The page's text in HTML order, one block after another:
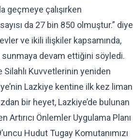
geçmeye çalışırken
da 27 bin 850 olmuştur.” diye
ve ikili ilişkiler kapsamında,
sunmaya devam ettiğini söyledi.
Kuvvetlerinin yeniden
Lazkiye kentine ilk kez liman
bir heyet, Lazkiye’de bulunan
Önlemler Uygulama Planı
Hudut Tugay Komutanımızı